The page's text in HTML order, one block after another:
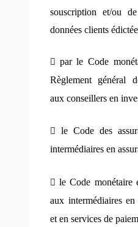
souscription et/ou
données clients
 par le Code
Règlement général
aux conseillers en
 leCode des
intermédiaires en
 leCode monétaire
aux intermédiaires
et en services de